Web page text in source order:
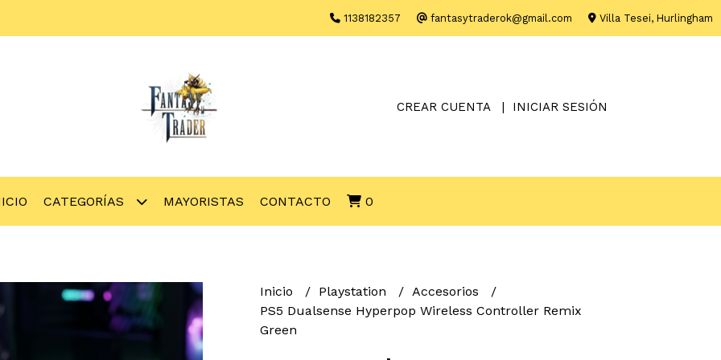
1138182357 fantasytraderok@gmail.com Villa Tesei, Hurlingham
CREAR CUENTA INICIAR SESIÓN
CATEGORÍAS MAYORISTAS CONTACTO 0
Inicio Playstation
Accesorios
PS5 Dualsense Hyperpop Wireless Controller Remix
Green